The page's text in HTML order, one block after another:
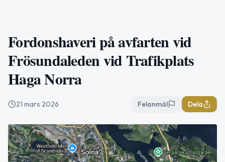
Fordonshaveri på avfarten vid
Frösundaleden vid Trafikplats
Haga Norra
21 mars 2026 Felanmäl Dela